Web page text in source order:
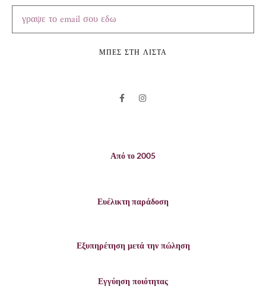
ΜΠΕΣ ΣΤΗ ΛΙΣΤΑ
Από το 2005
Ευέλικτη παράδοση
Εξυπηρέτηση μετά την πώληση
Εγγύηση ποιότητας